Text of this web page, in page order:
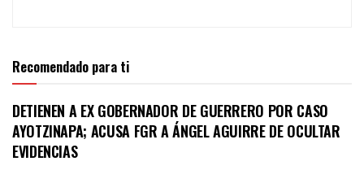
Recomendado para ti
DETIENEN A EX GOBERNADOR DE GUERRERO POR CASO
AYOTZINAPA; ACUSA FGR A ÁNGEL AGUIRRE DE OCULTAR
EVIDENCIAS